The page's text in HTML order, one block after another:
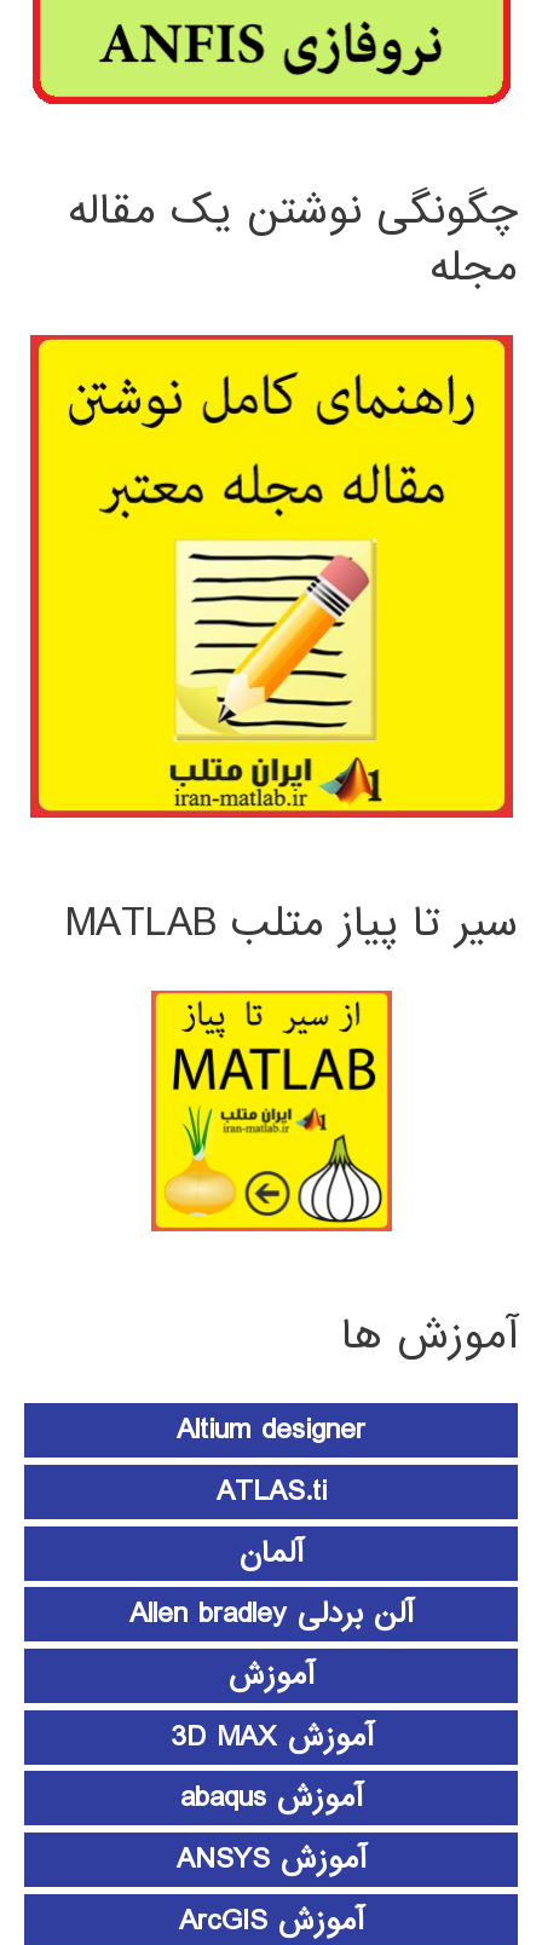
چگونگی نوشتن یک مقاله
مجله
سیر تا پیاز متلب MATLAB
آموزش ها
Altium designer
ATLAS.ti
آلمان
آلن بردلی Allen bradley
آموزش
آموزش 3D MAX
آموزش abaqus
آموزش ANSYS
آموزش ArcGIS